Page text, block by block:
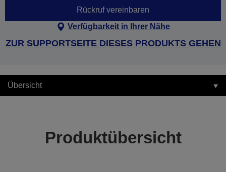
Rückruf vereinbaren
Verfügbarkeit in Ihrer Nähe
ZUR SUPPORTSEITE DIESES PRODUKTS GEHEN
Übersicht
Produktübersicht